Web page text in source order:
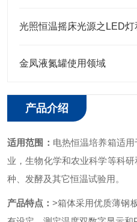
光照恒温摇床光源之LED灯
金凤液氮罐使用领域
产品介绍
适用范围： 电热恒温培养箱适
业，生物化学和农业科学等科
种、发酵及其它恒温试验用。
产品特点：>箱体采用优质薄钢